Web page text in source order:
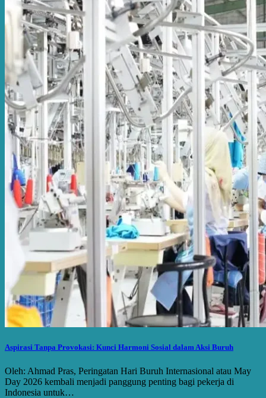
Aspirasi Tanpa Provokasi: Kunci Harmoni Sosial dalam Aksi Buruh
Oleh: Ahmad Pras, Peringatan Hari Buruh Internasional atau May
Day 2026 kembali menjadi panggung penting bagi pekerja di
Indonesia untuk…